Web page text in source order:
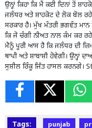
ਉਨ੍ਹਾਂ ਕਿਹਾ ਕਿ ਮੈਂ ਕਈ ਦਿਨਾਂ ਤੋਂ
ਜਲੰਧਰ ਅਤੇ ਸ਼ਾਹਕੋਟ ਦੇ ਲੋਕ ਬੋਲ ਰਹੇ
ਸਰਕਾਰ ਹੈ। ਮੁੱਖ ਮੰਤਰੀ ਭਗਵੰਤ
ਕਿ ਜੋ ਚੰਗੀ ਨੀਅਤ ਨਾਲ ਕੰਮ ਕਰ ਰਹੇ
ਮੈਨੂੰ ਪੂਰੀ ਆਸ ਹੈ ਕਿ ਜਲੰਧਰ ਦੀ
ਥਾਪੀ ਅਤੇ ਸ਼ਾਬਾਸ਼ੀ ਹੋਵੇਗੀ। ਉਨ੍ਹਾਂ
ਸੁਸ਼ੀਲ ਰਿੰਕੂ ਜਿੱਤ ਹਾਸਲ ਕਰਨਗੇ।
Tags: punjab